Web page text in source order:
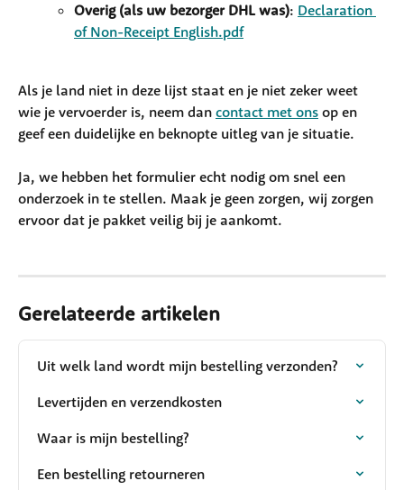
Overig (als uw bezorger DHL was): Declaration
of Non-Receipt English.pdf
Als je land niet in deze lijst staat en je niet zeker weet
wie je vervoerder is, neem dan contact met ons op en
geef een duidelijke en beknopte uitleg van je situatie.
Ja, we hebben het formulier echt nodig om snel een
onderzoek in te stellen. Maak je geen zorgen, wij zorgen
ervoor dat je pakket veilig bij je aankomt.
Gerelateerde artikelen
Uit welk land wordt mijn bestelling verzonden?
Levertijden en verzendkosten
Waar is mijn bestelling?
Een bestelling retourneren